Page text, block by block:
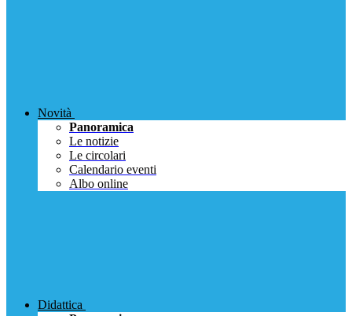
Novità
Panoramica
Le notizie
Le circolari
Calendario eventi
Albo online
Didattica